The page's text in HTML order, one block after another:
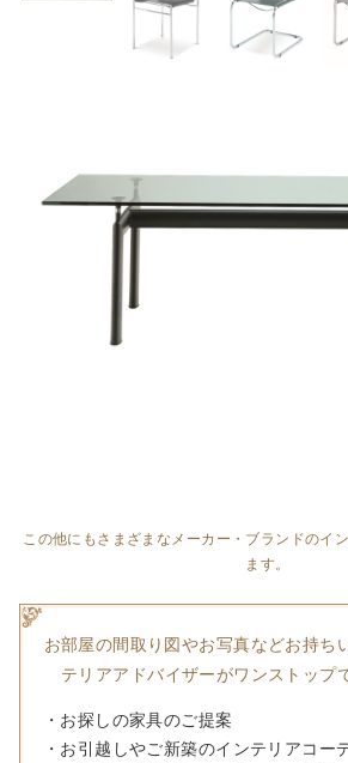
この他にもさまざまなメーカー・ブランドのイ
ます。
お部屋の間取り図やお写真などお持ち
テリアアドバイザーがワンストップ
・お探しの家具のご提案
・お引越しやご新築のインテリアコー